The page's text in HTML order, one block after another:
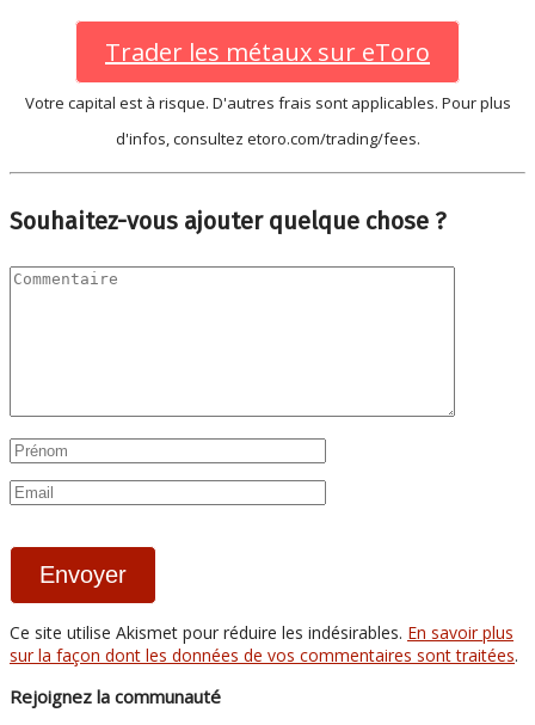
Trader les métaux sur eToro
Votre capital est à risque. D'autres frais sont applicables. Pour plus
d'infos, consultez etoro.com/trading/fees.
Souhaitez-vous ajouter quelque chose ?
Ce site utilise Akismet pour réduire les indésirables. En savoir plus
sur la façon dont les données de vos commentaires sont traitées.
Rejoignez la communauté